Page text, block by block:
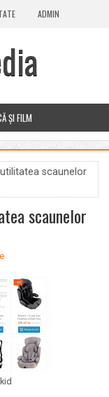
ADMIN
ȘI FILM
scaunelor
scaunelor